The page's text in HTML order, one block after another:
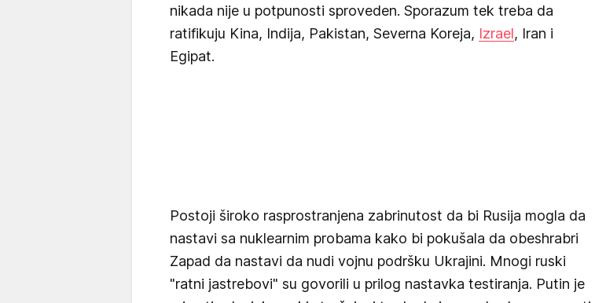
nikada nije u potpunosti sproveden. Sporazum tek treba da
ratifikuju Kina, Indija, Pakistan, Severna Koreja, Izrael, Iran i
Egipat.
Postoji široko rasprostranjena zabrinutost da bi Rusija mogla da
nastavi sa nuklearnim probama kako bi pokušala da obeshrabri
Zapad da nastavi da nudi vojnu podršku Ukrajini. Mnogi ruski
"ratni jastrebovi" su govorili u prilog nastavka testiranja. Putin je